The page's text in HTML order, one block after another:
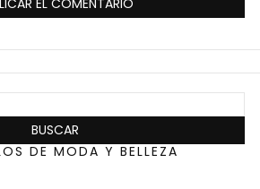
DE MODA Y BELLEZA